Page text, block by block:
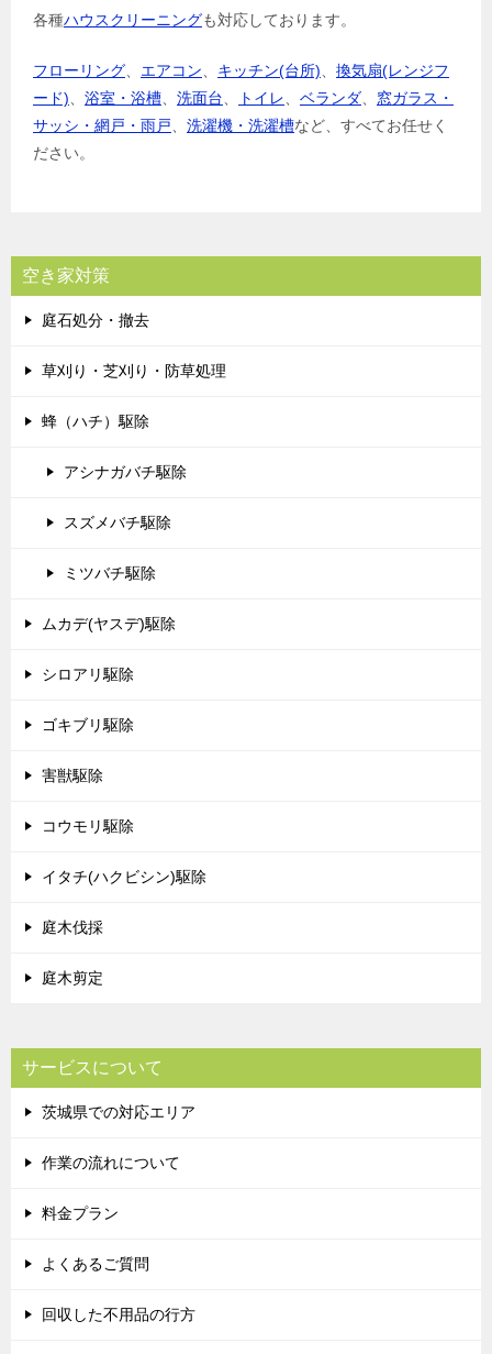
各種ハウスクリーニングも対応しております。
フローリング エアコン キッチン(台所)
換気扇(レンジフ
ード)
浴室・浴槽 洗面台 トイレ ベランダ
窓ガラス・
サッシ・網戸・雨戸
洗濯機・洗濯槽など、すべてお任せく
ださい。
空き家対策
庭石処分・撤去
草刈り・芝刈り・防草処理
蜂（ハチ）駆除
アシナガバチ駆除
スズメバチ駆除
ミツバチ駆除
ムカデ(ヤスデ)駆除
シロアリ駆除
ゴキブリ駆除
害獣駆除
コウモリ駆除
イタチ(ハクビシン)駆除
庭木伐採
庭木剪定
サービスについて
茨城県での対応エリア
作業の流れについて
料金プラン
よくあるご質問
回収した不用品の行方